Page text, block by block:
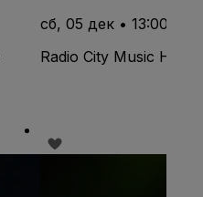
сб, 05 дек • 13:00
Radio City Music Hall